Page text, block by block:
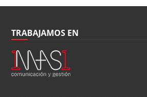
TRABAJAMOS EN